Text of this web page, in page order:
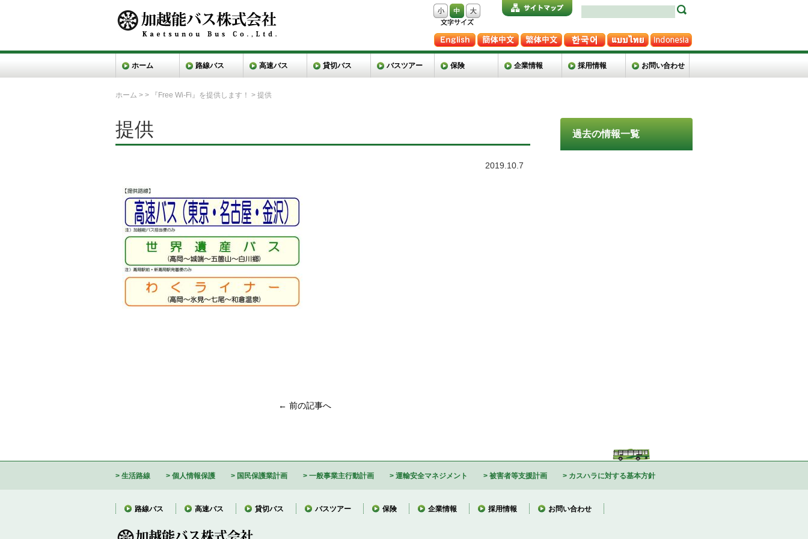
ホーム 路線バス 高速バス 貸切バス バスツアー 保険 企業情報 採用情報 お問い合わせ
ホーム > > 『Free Wi-Fi』を提供します！ > 提供
過去の情報一覧
提供
2019.10.7
← 前の記事へ
生活路線 個人情報保護 国民保護業計画 一般事業主行動計画 運輸安全マネジメント 被害者等支援計画 カスハラに対する基本方針
路線バス 高速バス 貸切バス バスツアー 保険 企業情報 採用情報 お問い合わせ